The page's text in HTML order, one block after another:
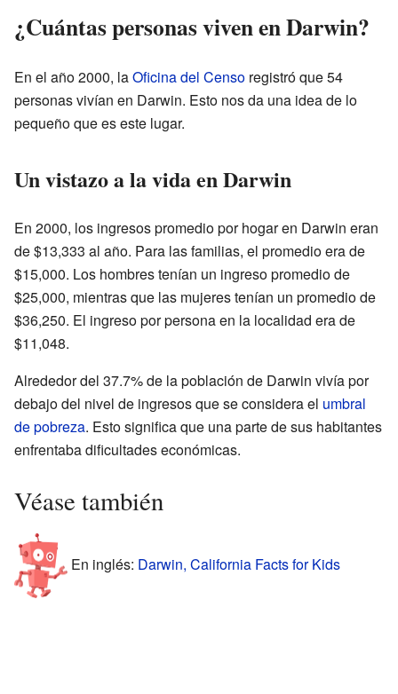
¿Cuántas personas viven en Darwin?
En el año 2000, laOficina del Censo registró que 54
personas vivían en Darwin. Esto nos da una idea de lo
pequeño que es este lugar.
Un vistazo a la vida en Darwin
En 2000, los ingresos promedio por hogar en Darwin eran
de $13,333 al año. Para las familias, el promedio era de
$15,000. Los hombres tenían un ingreso promedio de
$25,000, mientras que las mujeres tenían un promedio de
$36,250. El ingreso por persona en la localidad era de
$11,048.
Alrededor del 37.7% de la población de Darwin vivía por
debajo del nivel de ingresos que se considera el umbral
de pobreza. Esto significa que una parte de sus habitantes
enfrentaba dificultades económicas.
Véase también
En inglés: Darwin, California Facts for Kids